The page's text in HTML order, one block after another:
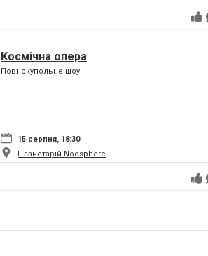
Космічна опера
Повнокупольне шоу
15 серпня, 18:30
Планетарій Noosphere